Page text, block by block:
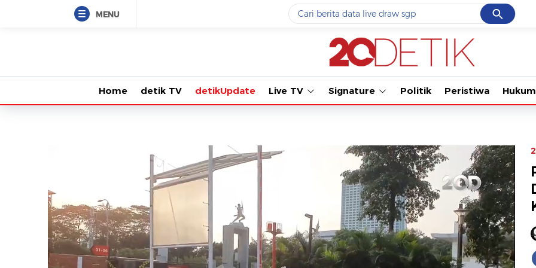
MENU Cancel
Yang sedang ramai dicari
#3bromo
data live draw sgp
Terakhir yang dicari
Loading...
Tonton
Home detik TV detikUpdate Live TV Signature Politik Peristiwa Hukum